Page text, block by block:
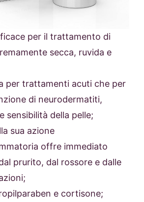
per il trattamento di
secca, ruvida e
per trattamenti acuti che per
di neurodermatiti,
sensibilità della pelle;
sua azione
offre immediato
prurito, dal rossore e dalle
e cortisone;